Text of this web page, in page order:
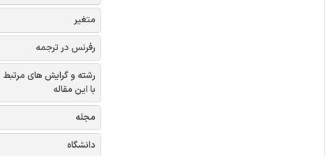
متغیر
رفرنس در ترجمه
رشته و گرایش های مرتبط
با این مقاله
مجله
دانشگاه